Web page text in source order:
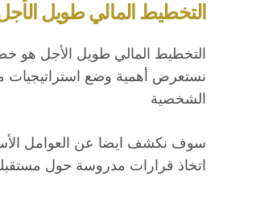
التخطيط المالي طويل
التخطيط المالي طويل الأجل هو
نستعرض أهمية وضع استراتيجيات
الشخصية
سوف نكشف ايضا عن العوامل
اتخاذ قرارات مدروسة حول